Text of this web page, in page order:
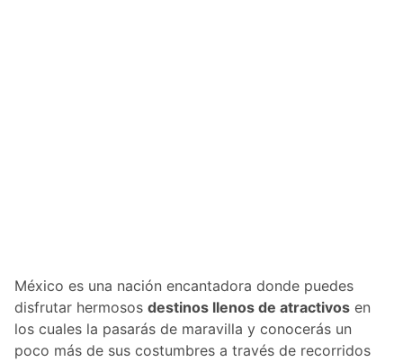
México es una nación encantadora donde puedes
disfrutar hermosos destinos llenos de atractivos en
los cuales la pasarás de maravilla y conocerás un
poco más de sus costumbres a través de recorridos